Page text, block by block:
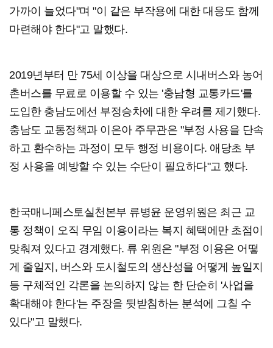
가까이 늘었다"며 "이 같은 부작용에 대한 대응도 함께
마련해야 한다"고 말했다.
2019년부터 만 75세 이상을 대상으로 시내버스와 농어
촌버스를 무료로 이용할 수 있는 '충남형 교통카드'를
도입한 충남도에선 부정승차에 대한 우려를 제기했다.
충남도 교통정책과 이은아 주무관은 "부정 사용을 단속
하고 환수하는 과정이 모두 행정 비용이다. 애당초 부
정 사용을 예방할 수 있는 수단이 필요하다"고 했다.
한국매니페스토실천본부 류병윤 운영위원은 최근 교
통 정책이 오직 무임 이용이라는 복지 혜택에만 초점이
맞춰져 있다고 경계했다. 류 위원은 "부정 이용은 어떻
게 줄일지, 버스와 도시철도의 생산성을 어떻게 높일지
등 구체적인 각론을 논의하지 않는 한 단순히 '사업을
확대해야 한다'는 주장을 뒷받침하는 분석에 그칠 수
있다"고 말했다.